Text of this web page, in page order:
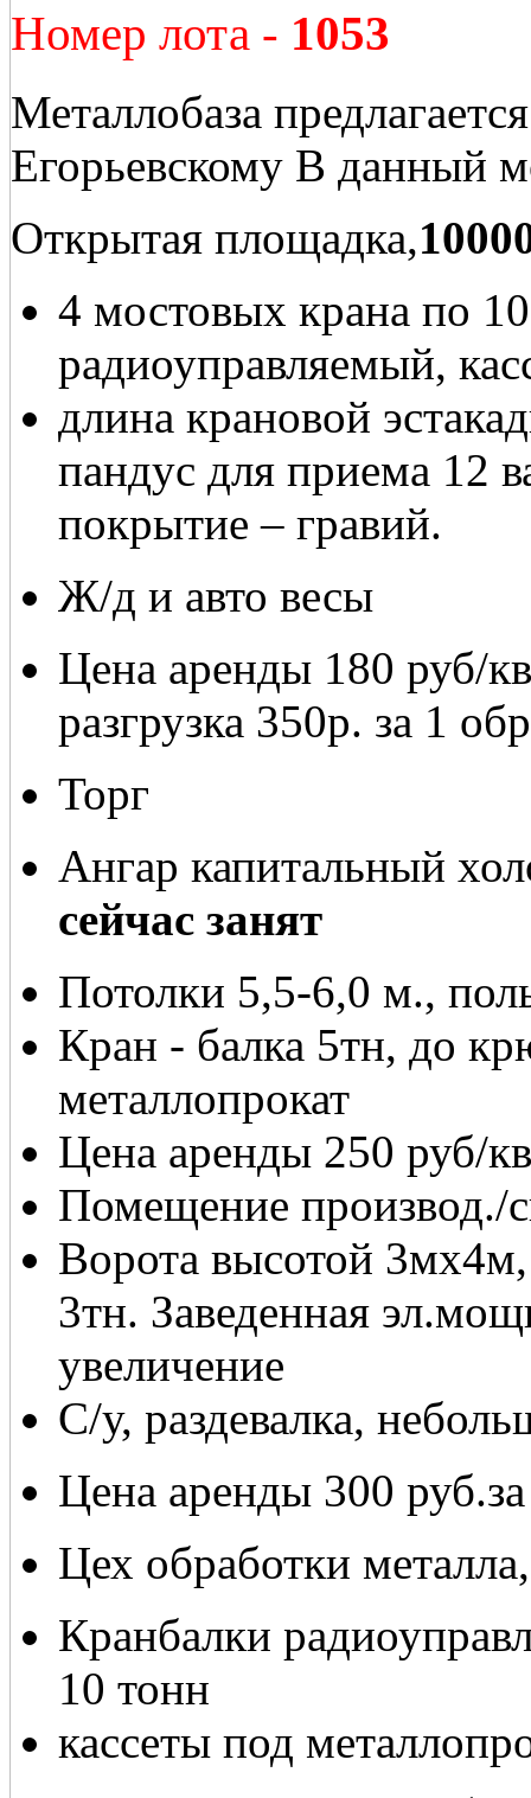
Номер лота - 1053
Металлобаза
Егорьевскому В данный
Открытая площадка,
4 мостовых крана по
радиоуправляемый,
длина крановой
пандус для приема 12
покрытие – гравий.
Ж/д и авто весы
Цена аренды 180 руб/
разгрузка 350р. за 1
Торг
Ангар капитальный
сейчас занят
Потолки 5,5-6,0 м.,
Кран - балка 5тн, до
металлопрокат
Цена аренды 250 руб/
Помещение производ./
Ворота высотой
3тн. Заведенная
увеличение
С/у, раздевалка,
Цена аренды 300
Цех обработки
Кранбалки
10 тонн
кассеты под